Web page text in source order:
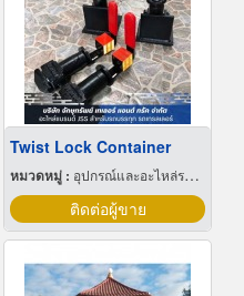
Twist Lock Container
หมวดหมู่ : อุปกรณ์และอะไหล่รถบรรทุก
ติดต่อผู้ขาย